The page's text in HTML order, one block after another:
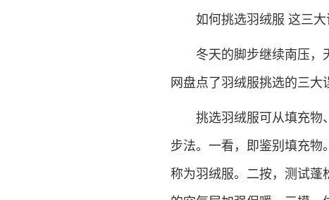
如何挑选羽绒服 这三大
冬天的脚步继续南压，天
网盘点了羽绒服挑选的三大
挑选羽绒服可从填充物、
步法。一看，即鉴别填充物
称为羽绒服。二按，测试蓬